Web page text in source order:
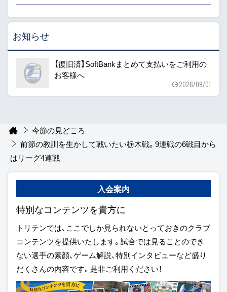
お知らせ
【復旧済】SoftBankまとめて支払いをご利用の
お客様へ
2026/08/01
今節の見どころ
前節の教訓を生かして戦いたい栃木戦。9連戦の6戦目から
はリーグ4連戦
入会案内
特別なコンテンツを貴方に
トリテンでは、ここでしか見られないとっておきのクラブ
コンテンツを提供いたします。試合では見ることのでき
ない選手の素顔、ゲーム解説、特別インタビューなど盛り
だくさんの内容です。是非ご利用ください！